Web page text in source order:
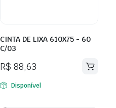
CINTA DE LIXA 610X75 - 60
C/03
R$ 88,63
Disponível